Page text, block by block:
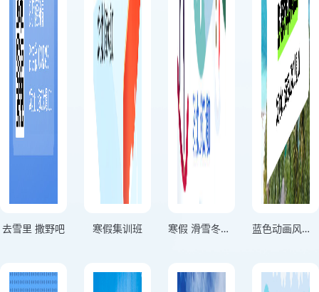
去雪里 撒野吧 寒假集训班 寒假 滑雪冬令营 蓝色动画风海边旅游观光网红景点打卡旅游宣传海报